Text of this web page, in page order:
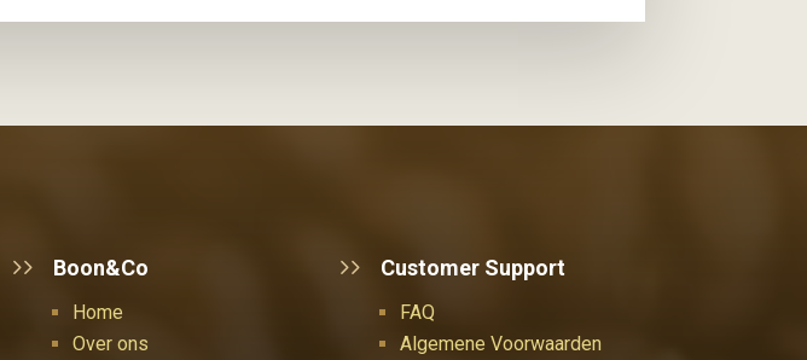
Boon&Co
Home
Over ons
Customer Support
FAQ
Algemene Voorwaarden